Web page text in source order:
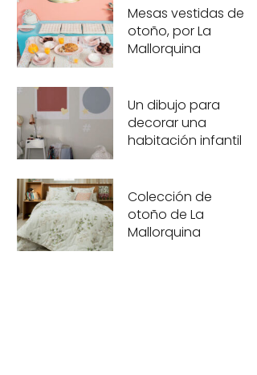
Mesas vestidas de
otoño, por La
Mallorquina
Un dibujo para
decorar una
habitación infantil
Colección de
otoño de La
Mallorquina